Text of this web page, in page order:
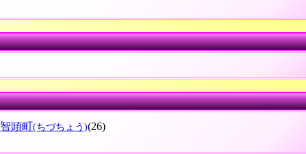
智頭町(ちづちょう)(26)